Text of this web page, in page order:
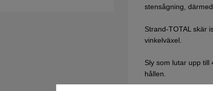
stensågning,
Strand-TOTAL skär
vinkelväxel.
Sly som lutar upp till
hållen.